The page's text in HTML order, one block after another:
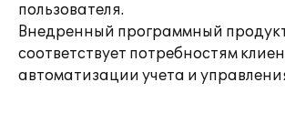
пользователя.
Внедренный программный
соответствует потребностям
автоматизации учета и